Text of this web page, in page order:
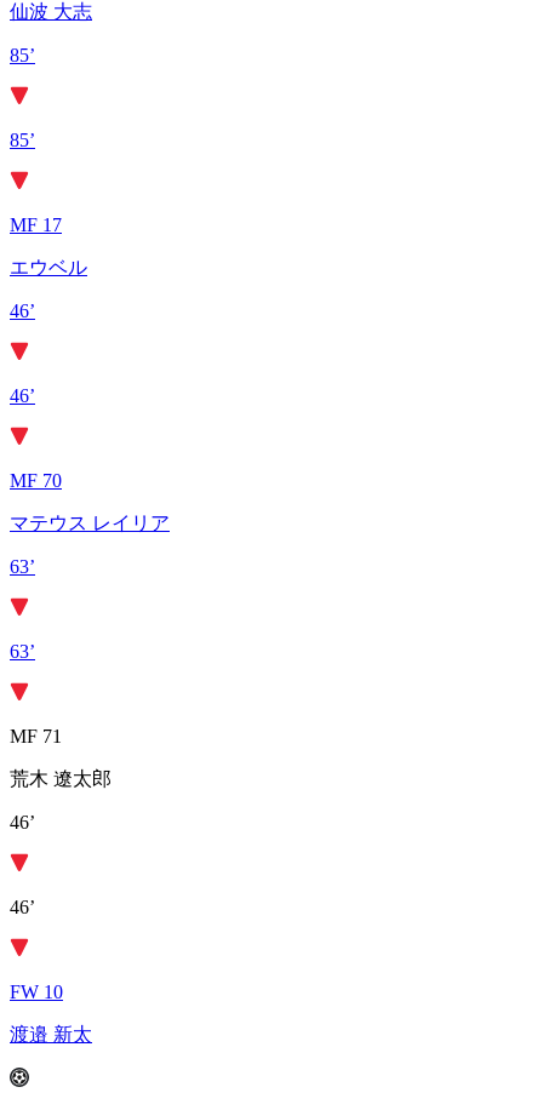
仙波 大志
85’
85’
MF 17
エウベル
46’
46’
MF 70
マテウス レイリア
63’
63’
MF 71
荒木 遼太郎
46’
46’
FW 10
渡邉 新太